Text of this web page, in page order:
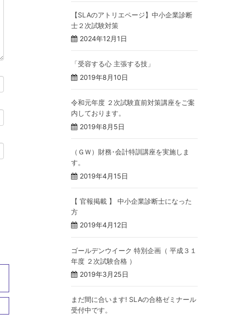
【SLAのアトリエページ】中小企業診断
士２次試験対策
2024年12月1日
「受容する心 主張する技」
2019年8月10日
令和元年度 ２次試験直前対策講座をご案
内しております。
2019年8月5日
（ＧＷ）財務･会計特訓講座を実施しま
す。
2019年4月15日
【 官報掲載 】 中小企業診断士になった
方
2019年4月12日
ゴールデンウイーク 特別企画（ 平成３１
年度 ２次試験合格 ）
2019年3月25日
まだ間に合います! SLAの合格ゼミナール
受付中です。